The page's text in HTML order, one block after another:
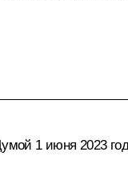
1 июня 2023